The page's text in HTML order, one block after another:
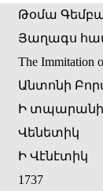
Թօմա
Յաղագս
The Immitation
Անտոնի
Ի տպարանի
Վենետիկ
Ի Վէնէտիկ
1737